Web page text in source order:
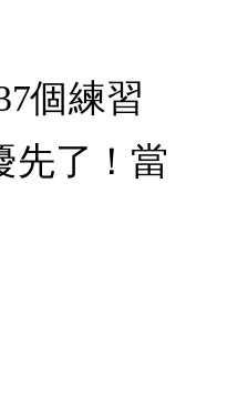
個練習
先了！當